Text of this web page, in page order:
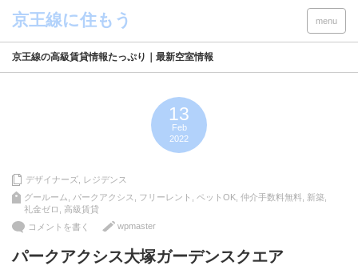
menu
京王線の高級賃貸情報たっぷり｜最新空室情報
13
Feb
2022
デザイナーズ レジデンス
グールーム
パークアクシス フリーレント ペットOK 仲介手数料無料 新築
礼金ゼロ
高級賃貸
コメントを書く
wpmaster
パークアクシス大塚ガーデンスクエア